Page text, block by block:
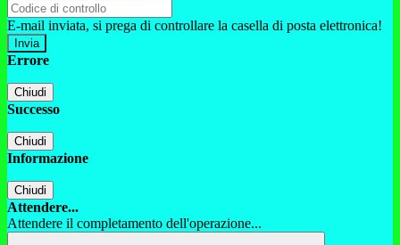
E-mail inviata, si prega di controllare la casella di posta elettronica!
Errore
Chiudi
Successo
Chiudi
Informazione
Chiudi
Attendere...
Attendere il completamento dell'operazione...